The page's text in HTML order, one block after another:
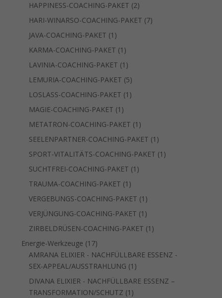
HAPPINESS-COACHING-PAKET 22
Produkte
HARI-WINARSO-COACHING-PAKET 77
JAVA-COACHING-PAKET 1 1
Produkt
KARMA-COACHING-PAKET 1 1
Produkt
LAVINIA-COACHING-PAKET 1 1
Produkt
LEMURIA-COACHING-PAKET 55
Produkte
LOSLASS-COACHING-PAKET 1 1
MAGIE-COACHING-PAKET 1 1
Produkt
METATRON-COACHING-PAKET 1 1
Produkt
SEELENPARTNER-COACHING-PAKET 1 1
Produkt
SPORT-VITALITÄTS-COACHING-PAKET 1 1
SUCHTFREI-COACHING-PAKET 1 1
TRAUMA-COACHING-PAKET 1 1
Produkt
VERGEBUNGS-COACHING-PAKET 1 1
Produkt
VERJÜNGUNG-COACHING-PAKET 1 1
Produkt
ZIRBELDRÜSEN-COACHING-PAKET 1 1
Energie-Werkzeuge 1717
Produkte
AMRANA ELIXIER - NACHFÜLLBARE ESSENZ -
SEX-APPEAL/AUSSTRAHLUNG 1 1
Produkt
DIVANA ELIXIER - NACHFÜLLBARE ESSENZ –
TRANSFORMATION/SCHUTZ 1 1